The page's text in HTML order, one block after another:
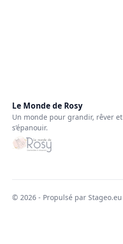
Le Monde de Rosy
Un monde pour grandir, rêver et
s’épanouir.
© 2026 - Propulsé par Stageo.eu